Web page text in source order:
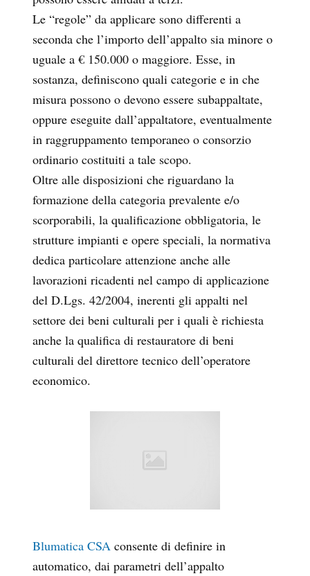
Le “regole” da applicare sono differenti a
seconda che l’importo dell’appalto sia minore o
uguale a € 150.000 o maggiore. Esse, in
sostanza, definiscono quali categorie e in che
misura possono o devono essere subappaltate,
oppure eseguite dall’appaltatore, eventualmente
in raggruppamento temporaneo o consorzio
ordinario costituiti a tale scopo.
Oltre alle disposizioni che riguardano la
formazione della categoria prevalente e/o
scorporabili, la qualificazione obbligatoria, le
strutture impianti e opere speciali, la normativa
dedica particolare attenzione anche alle
lavorazioni ricadenti nel campo di applicazione
del D.Lgs. 42/2004, inerenti gli appalti nel
settore dei beni culturali per i quali è richiesta
anche la qualifica di restauratore di beni
culturali del direttore tecnico dell’operatore
economico.
Blumatica CSA consente di definire in
automatico, dai parametri dell’appalto